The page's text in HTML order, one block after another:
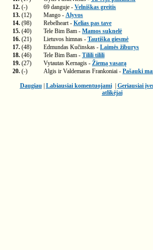
12. (-) 69 danguje - Velniškas greitis
13. (12) Mango - Alyvos
14. (98) Rebelheart - Kelias pas tave
15. (40) Tele Bim Bam - Mamos suknelė
16. (21) Lietuvos himnas - Tautiška giesmė
17. (48) Edmundas Kučinskas - Laimės žiburys
18. (46) Tele Bim Bam - Tilili tilili
19. (27) Vytautas Kernagis - Žiemą vasarą
20. (-) Algis ir Valdemaras Frankoniai - Pašauki
Daugiau| Labiausiai komentuojami| Geriausiai
atlikėjai